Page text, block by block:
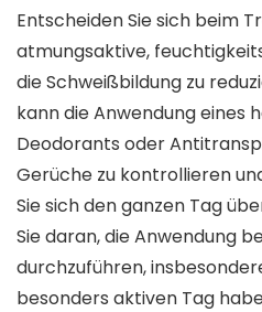
Entscheiden Sie sich beim
atmungsaktive,
die Schweißbildung zu
kann die Anwendung eines
Deodorants oder
Gerüche zu kontrollieren
Sie sich den ganzen Tag
Sie daran, die Anwendung
durchzuführen,
besonders aktiven Tag